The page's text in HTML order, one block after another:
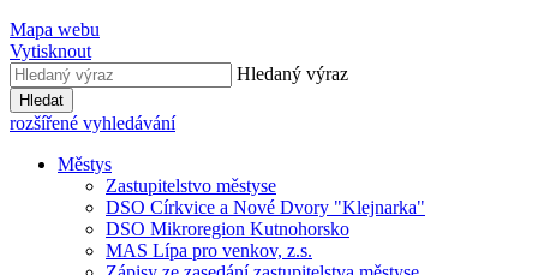
Mapa webu
Vytisknout
Hledaný výraz
Hledat
rozšířené vyhledávání
Městys
Zastupitelstvo městyse
DSO Církvice a Nové Dvory "Klejnarka"
DSO Mikroregion Kutnohorsko
MAS Lípa pro venkov, z.s.